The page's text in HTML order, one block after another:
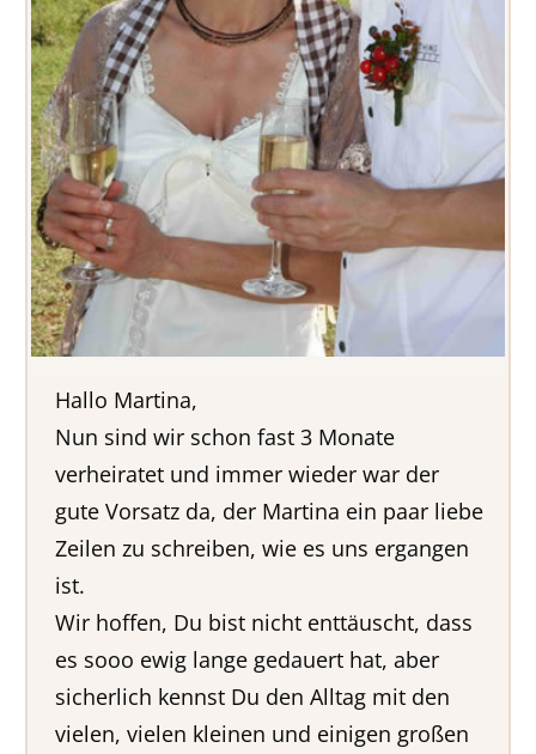
Hallo Martina,
Nun sind wir schon fast 3 Monate
verheiratet und immer wieder war der
gute Vorsatz da, der Martina ein paar liebe
Zeilen zu schreiben, wie es uns ergangen
ist.
Wir hoffen, Du bist nicht enttäuscht, dass
es sooo ewig lange gedauert hat, aber
sicherlich kennst Du den Alltag mit den
vielen, vielen kleinen und einigen großen